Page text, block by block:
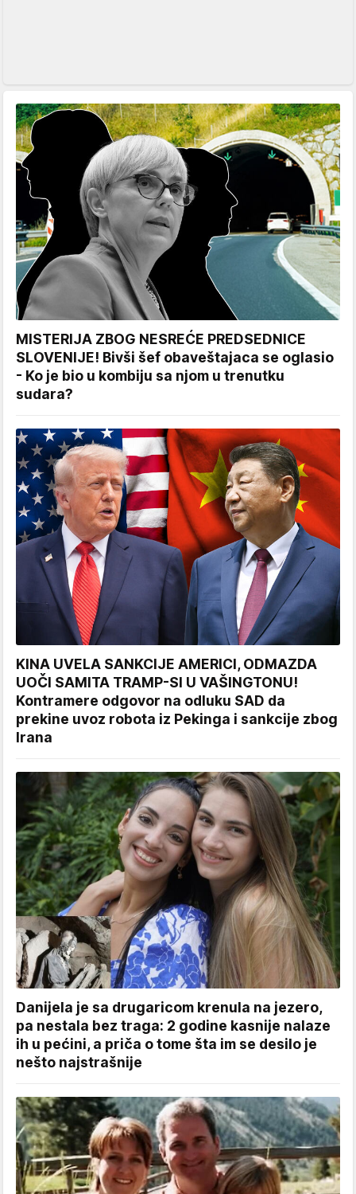
MISTERIJA ZBOG NESREĆE PREDSEDNICE
SLOVENIJE! Bivši šef obaveštajaca se oglasio
- Ko je bio u kombiju sa njom u trenutku
sudara?
KINA UVELA SANKCIJE AMERICI, ODMAZDA
UOČI SAMITA TRAMP-SI U VAŠINGTONU!
Kontramere odgovor na odluku SAD da
prekine uvoz robota iz Pekinga i sankcije zbog
Irana
Danijela je sa drugaricom krenula na jezero,
pa nestala bez traga: 2 godine kasnije nalaze
ih u pećini, a priča o tome šta im se desilo je
nešto najstrašnije